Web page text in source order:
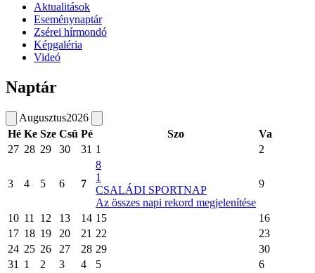
Aktualitások
Eseménynaptár
Zsérei hírmondó
Képgaléria
Videó
Naptár
Augusztus2026
Hé Ke Sze Csü Pé Szo
Va
27 28 29 30 31 1 2
3 4 5 6 7
8
1
CSALÁDI SPORTNAP
Az összes napi rekord megjelenítése
9
10 11 12 13 14 15
16
17 18 19 20 21 22
23
24 25 26 27 28 29
30
31
1 2 3 4 5 6